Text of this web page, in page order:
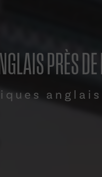
PRÈS
anglais